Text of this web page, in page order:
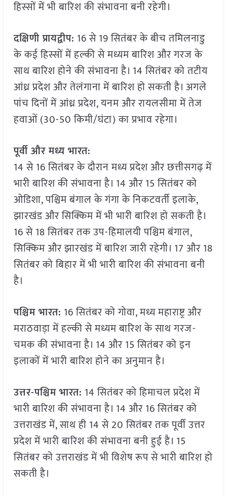
हिस्सों में भी बारिश की संभावना बनी रहेगी।
दक्षिणी प्रायद्वीप: 16 से 19 सितंबर के बीच तमिलनाडु
के कई हिस्सों में हल्की से मध्यम बारिश और गरज के
साथ बारिश होने की संभावना है। 14 सितंबर को तटीय
आंध्र प्रदेश और तेलंगाना में बारिश हो सकती है। अगले
पांच दिनों में आंध्र प्रदेश, यनम और रायलसीमा में तेज
हवाओं (30-50 किमी/घंटा) का प्रभाव रहेगा।
पूर्वी और मध्य भारत:
14 से 16 सितंबर के दौरान मध्य प्रदेश और छत्तीसगढ़ में
भारी बारिश की संभावना है। 14 और 15 सितंबर को
ओडिशा, पश्चिम बंगाल के गंगा के निकटवर्ती इलाके,
झारखंड और सिक्किम में भी भारी बारिश हो सकती है।
16 से 18 सितंबर तक उप-हिमालयी पश्चिम बंगाल,
सिक्किम और झारखंड में बारिश जारी रहेगी। 17 और 18
सितंबर को बिहार में भी भारी बारिश की संभावना बनी
है।
पश्चिम भारत: 16 सितंबर को गोवा, मध्य महाराष्ट्र और
मराठवाड़ा में हल्की से मध्यम बारिश के साथ गरज-
चमक की संभावना है। 14 और 15 सितंबर को इन
इलाकों में भारी बारिश होने का अनुमान है।
उत्तर-पश्चिम भारत: 14 सितंबर को हिमाचल प्रदेश में
भारी बारिश की संभावना है। 14 और 16 सितंबर को
उत्तराखंड में, साथ ही 14 से 20 सितंबर तक पूर्वी उत्तर
प्रदेश में भारी बारिश की संभावना बनी हुई है। 15
सितंबर को उत्तराखंड में भी विशेष रूप से भारी बारिश हो
सकती है।